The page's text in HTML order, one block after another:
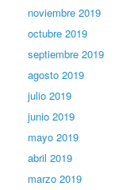
noviembre 2019
octubre 2019
septiembre 2019
agosto 2019
julio 2019
junio 2019
mayo 2019
abril 2019
marzo 2019